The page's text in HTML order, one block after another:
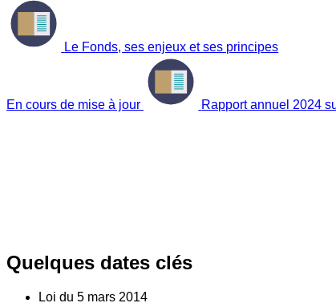
Le Fonds, ses enjeux et ses principes
En cours de mise à jour Rapport annuel 2024
Quelques dates clés
Loi du 5 mars 2014